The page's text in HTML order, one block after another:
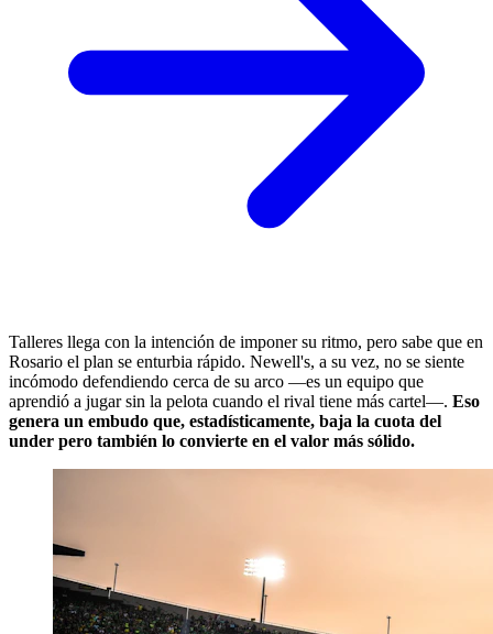
Talleres llega con la intención de imponer su ritmo, pero sabe que en
Rosario el plan se enturbia rápido. Newell's, a su vez, no se siente
incómodo defendiendo cerca de su arco —es un equipo que
aprendió a jugar sin la pelota cuando el rival tiene más cartel—. Eso
genera un embudo que, estadísticamente, baja la cuota del
under pero también lo convierte en el valor más sólido.